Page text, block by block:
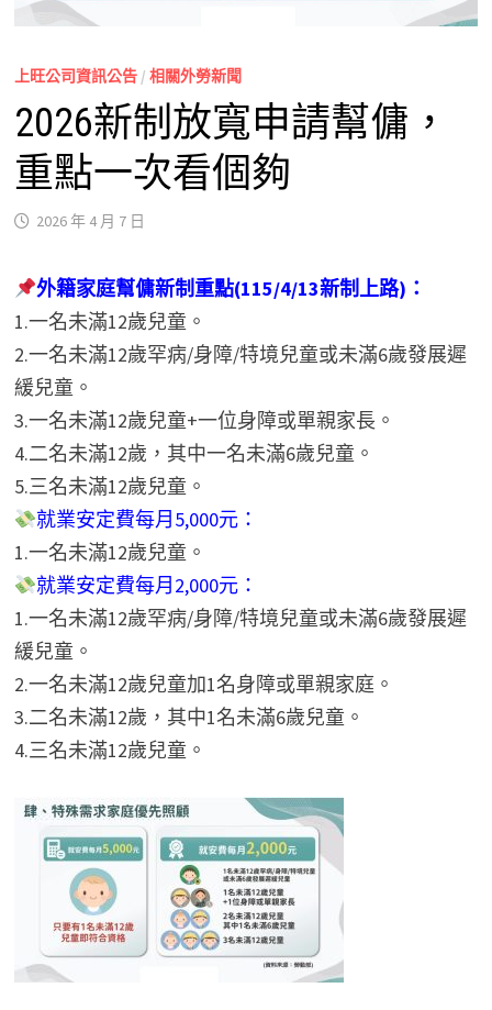
上旺公司資訊公告/ 相關外勞新聞
2026新制放寬申請幫傭，
重點一次看個夠
2026 年 4 月 7 日
外籍家庭幫傭新制重點(115/4/13新制上路)：
1.一名未滿12歲兒童。
2.一名未滿12歲罕病/身障/特境兒童或未滿6歲發展遲
緩兒童。
3.一名未滿12歲兒童+一位身障或單親家長。
4.二名未滿12歲，其中一名未滿6歲兒童。
5.三名未滿12歲兒童。
就業安定費每月5,000元：
1.一名未滿12歲兒童。
就業安定費每月2,000元：
1.一名未滿12歲罕病/身障/特境兒童或未滿6歲發展遲
緩兒童。
2.一名未滿12歲兒童加1名身障或單親家庭。
3.二名未滿12歲，其中1名未滿6歲兒童。
4.三名未滿12歲兒童。